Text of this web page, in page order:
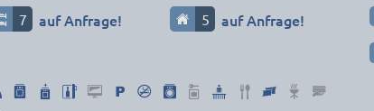
7 auf Anfrage! 5 auf Anfrage!